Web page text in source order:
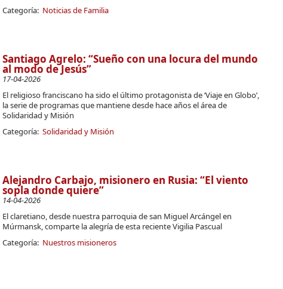
Categoría: Noticias de Familia
Santiago Agrelo: “Sueño con una locura del mundo
al modo de Jesús”
17-04-2026
El religioso franciscano ha sido el último protagonista de ‘Viaje en Globo’,
la serie de programas que mantiene desde hace años el área de
Solidaridad y Misión
Categoría: Solidaridad y Misión
Alejandro Carbajo, misionero en Rusia: “El viento
sopla donde quiere”
14-04-2026
El claretiano, desde nuestra parroquia de san Miguel Arcángel en
Múrmansk, comparte la alegría de esta reciente Vigilia Pascual
Categoría: Nuestros misioneros